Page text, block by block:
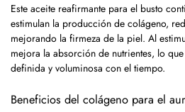
Este aceite reafirmante para el busto
estimulan la producción de colágeno,
mejorando la firmeza de la piel. Al
mejora la absorción de nutrientes, lo
definida y voluminosa con el tiempo.
Beneficios del colágeno para el